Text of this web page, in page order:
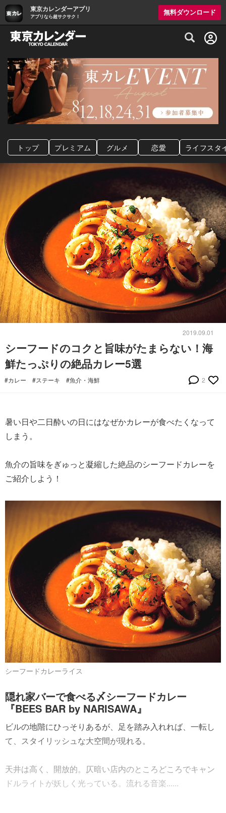
東京カレンダーアプリ
アプリなら超サクサク！
無料ダウンロード
グルメ情報・プレミアムレストラン予約
トップ プレミアム グルメ 恋愛 ライフスタ
2019.09.01
シーフードのコクと旨味がたまらない！海
鮮たっぷりの絶品カレー5選
#カレー #ステーキ #魚介・海鮮 2
暑い日や二日酔いの日にはなぜかカレーが食べたくなって
しまう。
魚介の旨味をぎゅっと凝縮した絶品のシーフードカレーを
ご紹介しよう！
シーフードカレーライス
隠れ家バーで食べる〆シーフードカレー
『BEES BAR by NARISAWA』
ビルの地階にひっそりあるが、足を踏み入れれば、一転し
て、スタイリッシュな大空間が現れる。
天井は高く、開放的。仄暗い店内のところどころでキャン
ドルライトが妖しく光っている。流れる音楽......